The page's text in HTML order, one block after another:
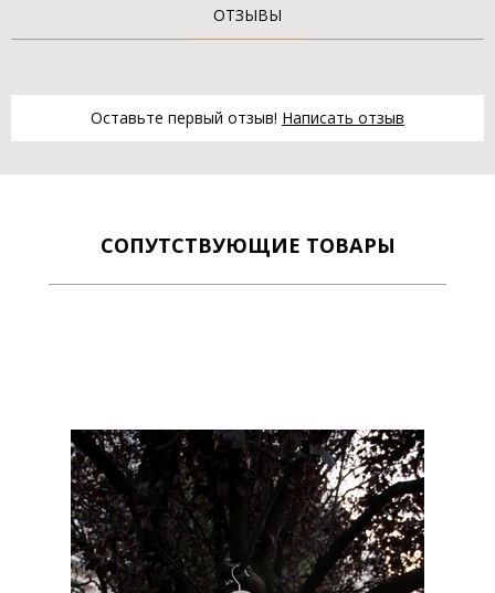
ОТЗЫВЫ
Оставьте первый отзыв! Написать отзыв
СОПУТСТВУЮЩИЕ ТОВАРЫ